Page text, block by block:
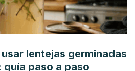
lentejas germinadas
paso a paso